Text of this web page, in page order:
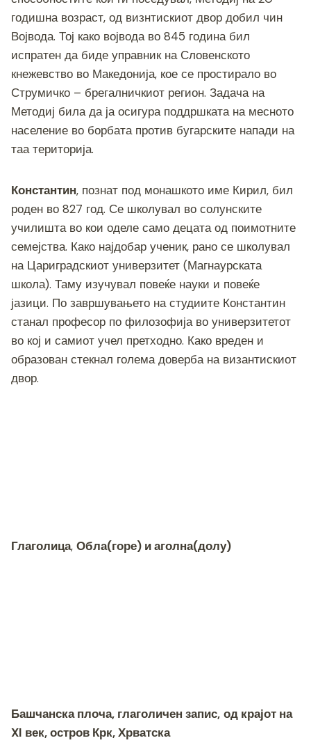
годишна возраст, од визнтискиот двор добил чин
Војвода. Тој како војвода во 845 година бил
испратен да биде управник на Словенското
кнежевство во Македонија, кое се простирало во
Струмичко – брегалничкиот регион. Задача на
Методиј била да ја осигура поддршката на месното
население во борбата против бугарските напади на
таа територија.
Константин, познат под монашкото име Кирил, бил
роден во 827 год. Се школувал во солунските
училишта во кои оделе само децата од поимотните
семејства. Како најдобар ученик, рано се школувал
на Цариградскиот универзитет (Магнаурската
школа). Таму изучувал повеќе науки и повеќе
јазици. По завршувањето на студиите Константин
станал професор по филозофија во универзитетот
во кој и самиот учел претходно. Како вреден и
образован стекнал голема доверба на византискиот
двор.
Глаголица, Обла(горе) и аголна(долу)
Башчанска плоча, глаголичен запис, од крајот на
XI век, остров Крк, Хрватска